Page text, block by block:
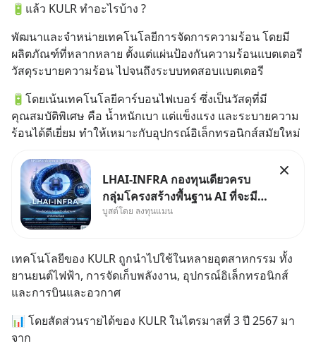
🔋แล้ว KULR ทำอะไรบ้าง ?
พัฒนาและจำหน่ายเทคโนโลยีการจัดการความร้อน โดยมี
ผลิตภัณฑ์ที่หลากหลาย ตั้งแต่แผ่นป้องกันความร้อนแบตเตอรี
วัสดุระบายความร้อน ไปจนถึงระบบทดสอบแบตเตอรี
🔋โดยเน้นเทคโนโลยีคาร์บอนไฟเบอร์ ซึ่งเป็นวัสดุที่มี
คุณสมบัติพิเศษ คือ น้ำหนักเบา แต่แข็งแรง และระบายความ
ร้อนได้ดีเยี่ยม ทำให้เหมาะกับอุปกรณ์อิเล็กทรอนิกส์สมัยใหม่
LHAI-INFRA กองทุนเดียวครบ
กลุ่มโครงสร้างพื้นฐาน AI ที่จะมี
งบลงทุนครั้งใหญ่ในประวัติศาสตร์
มา แต่ความจริงคือทั่วโลกยังเดิน
หน้าลงทุน AI
บูสต์โดย ลงทุนแมน
เทคโนโลยีของ KULR ถูกนำไปใช้ในหลายอุตสาหกรรม ทั้ง
ยานยนต์ไฟฟ้า, การจัดเก็บพลังงาน, อุปกรณ์อิเล็กทรอนิกส์
และการบินและอวกาศ
📊 โดยสัดส่วนรายได้ของ KULR ในไตรมาสที่ 3 ปี 2567 มา
จาก